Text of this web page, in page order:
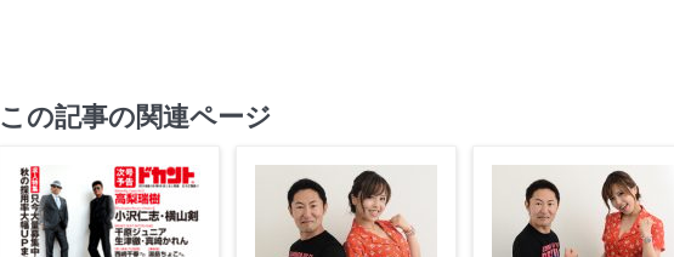
この記事の関連ページ